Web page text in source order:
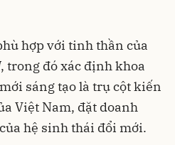
hợp với tinh thần của
trong đó xác định khoa
sáng tạo là trụ cột kiến
Việt Nam, đặt doanh
hệ sinh thái đổi mới.